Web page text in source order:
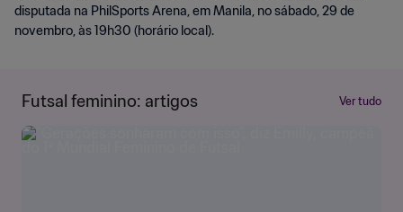
disputada na PhilSports Arena, em Manila, no sábado, 29 de
novembro, às 19h30 (horário local).
Futsal feminino: artigos Ver tudo